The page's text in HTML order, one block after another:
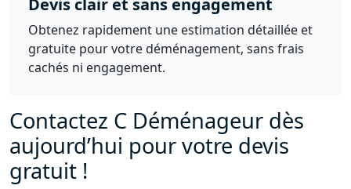
Obtenez rapidement une estimation détaillée et
gratuite pour votre déménagement, sans frais
cachés ni engagement.
Contactez C Déménageur dès
aujourd’hui pour votre devis
gratuit !